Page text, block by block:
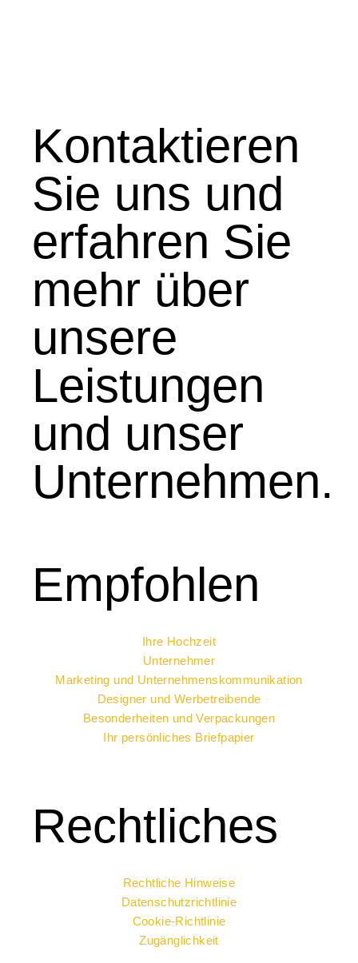
Kontaktieren
Sie uns und
erfahren Sie
mehr über
unsere
Leistungen
und unser
Unternehmen.
Empfohlen
Ihre Hochzeit
Unternehmer
Marketing und Unternehmenskommunikation
Designer und Werbetreibende
Besonderheiten und Verpackungen
Ihr persönliches Briefpapier
Rechtliches
Rechtliche Hinweise
Datenschutzrichtlinie
Cookie-Richtlinie
Zugänglichkeit